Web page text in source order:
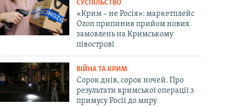
СУСПІЛЬСТВО
«Крим – не Росія»: маркетплейс
Ozon припинив прийом нових
замовлень на Кримському
півострові
ВІЙНА ТА КРИМ
Сорок днів, сорок ночей. Про
результати кримської операції з
примусу Росії до миру